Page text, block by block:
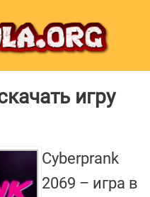
игру
Cyberprank
2069 – игра в